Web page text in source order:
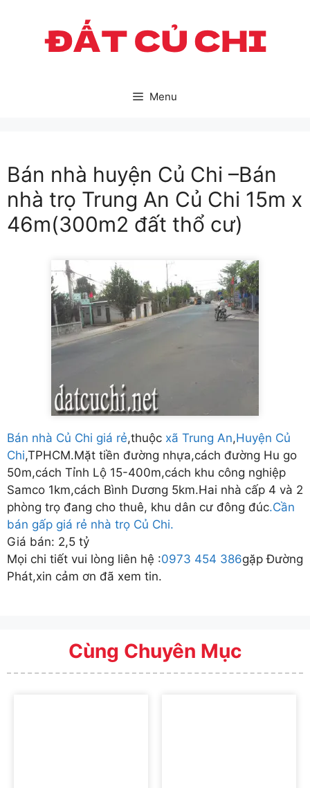
Menu
Bán nhà huyện Củ Chi –Bán
nhà trọ Trung An Củ Chi 15m x
46m(300m2 đất thổ cư)
Bán nhà Củ Chi giá rẻ,thuộc xã Trung An,Huyện Củ
Chi,TPHCM.Mặt tiền đường nhựa,cách đường Hu go
50m,cách Tỉnh Lộ 15-400m,cách khu công nghiệp
Samco 1km,cách Bình Dương 5km.Hai nhà cấp 4 và 2
phòng trọ đang cho thuê, khu dân cư đông đúc.Cần
bán gấp giá rẻ nhà trọ Củ Chi.
Giá bán: 2,5 tỷ
Mọi chi tiết vui lòng liên hệ :0973 454 386gặp Đường
Phát,xin cảm ơn đã xem tin.
Cùng Chuyên Mục